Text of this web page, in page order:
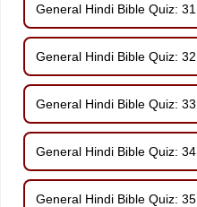
General Hindi Bible Quiz: 31
General Hindi Bible Quiz: 32
General Hindi Bible Quiz: 33
General Hindi Bible Quiz: 34
General Hindi Bible Quiz: 35